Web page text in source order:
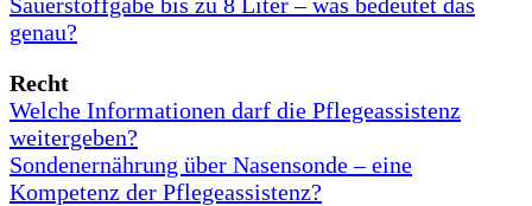
genau?
Recht
Welche Informationen darf die Pflegeassistenz
weitergeben?
Sondenernährung über Nasensonde – eine
Kompetenz der Pflegeassistenz?